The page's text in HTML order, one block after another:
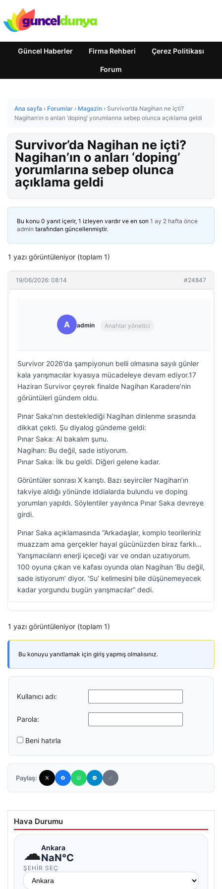
Güncel Haberler Firma Rehberi Çerez Politikası
Forum
Ana sayfa › Forumlar › Magazin › Survivor’da Nagihan ne içti?
Nagihan’ın o anları ‘doping’ yorumlarına sebep olunca açıklama geldi
Survivor’da Nagihan ne içti?
Nagihan’ın o anları ‘doping’
yorumlarına sebep olunca
açıklama geldi
Bu konu 0 yanıt içerir, 1 izleyen vardır ve en son 1 ay 2 hafta önce
admin tarafından güncellenmiştir.
1 yazı görüntüleniyor (toplam 1)
19/06/2026: 08:14 #24847
A admin Anahtar yönetici
Survivor 2026’da şampiyonun belli olmasına sayılı günler
kala yarışmacılar kıyasıya mücadeleye devam ediyor.17
Haziran Survivor çeyrek finalde Nagihan Karadere’nin
görüntüleri gündem oldu.
Pınar Saka’nın desteklediği Nagihan dinlenme sırasında
dikkat çekti. Şu diyalog gündeme geldi:
Pınar Saka: Al bakalım şunu.
Nagihan: Bu değil, sade istiyorum.
Pınar Saka: İlk bu geldi. Diğeri gelene kadar.
Görüntüler sonrası X karıştı. Bazı seyirciler Nagihan’ın
takviye aldığı yönünde iddialarda bulundu ve doping
yorumları yapıldı. Söylentiler yayılınca Pınar Saka devreye
girdi.
Pınar Saka açıklamasında “Arkadaşlar, komplo teorileriniz
muazzam ama gerçekler hayal gücünüzden biraz farklı…
Yarışmacıların enerji içeceği var ve ondan uzatıyorum.
100 oyuna çıkan ve kafası oyunda olan Nagihan ‘Bu değil,
sade istiyorum’ diyor. ‘Su’ kelimesini bile düşünemeyecek
kadar yorgundu bugün yarışmacılar” dedi.
1 yazı görüntüleniyor (toplam 1)
Bu konuyu yanıtlamak için giriş yapmış olmalısınız.
Kullanıcı adı:
Parola:
Beni hatırla
Paylaş:
Hava Durumu
☁Ankara
NaN°C
ŞEHIR SEÇ